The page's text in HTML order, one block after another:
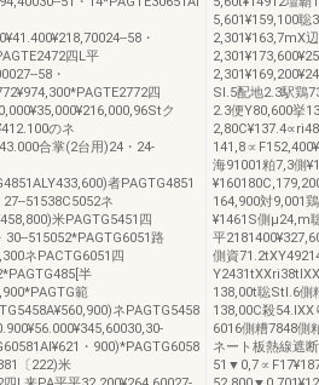
58・
四L平
58・
四
ク
のネ
合掌(2台用)24・24-
者PAGTG4851
51538C5052ネ
米PAGTG5451四
30--515052*PAGTG6051路
ネPACTG6051四
半
範
ネPAGTG5458
・900)*PAGTG6058
〔222)米
5,601¥159,100
2,301¥163,7mX
Sl.5配地2.3駅鶏
2.3便Y80,600挙
海91001粕7,3側
164,900対9,001
¥1461S側μ24,m
平
側資
138,00t聡Stl.6側
138,00C殺
6016側糟7848側
ネート板熱線遮